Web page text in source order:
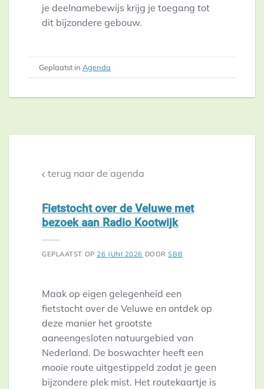
je deelnamebewijs krijg je toegang tot
dit bijzondere gebouw.
Geplaatst inAgenda
terug naar de agenda
Fietstocht over de Veluwe met
bezoek aan Radio Kootwijk
GEPLAATST OP 26 JUNI 2026 DOORSBB
Maak op eigen gelegenheid een
fietstocht over de Veluwe en ontdek op
deze manier het grootste
aaneengesloten natuurgebied van
Nederland. De boswachter heeft een
mooie route uitgestippeld zodat je geen
bijzondere plek mist. Het routekaartje is